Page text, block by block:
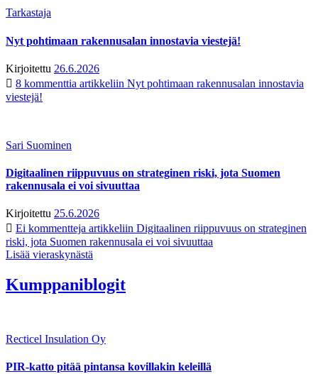
Tarkastaja
Nyt pohtimaan rakennusalan innostavia viestejä!
Kirjoitettu 26.6.2026
8 kommenttia artikkeliin Nyt pohtimaan rakennusalan innostavia
viestejä!
Sari Suominen
Digitaalinen riippuvuus on strateginen riski, jota Suomen
rakennusala ei voi sivuuttaa
Kirjoitettu 25.6.2026
Ei kommentteja artikkeliin Digitaalinen riippuvuus on strateginen
riski, jota Suomen rakennusala ei voi sivuuttaa
Lisää vieraskynästä
Kumppaniblogit
Recticel Insulation Oy
PIR-katto pitää pintansa kovillakin keleillä